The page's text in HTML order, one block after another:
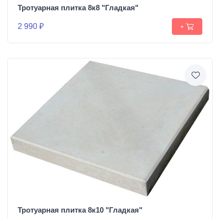
Тротуарная плитка 8к8 "Гладкая"
2 990 ₽ +
Тротуарная плитка 8к10 "Гладкая"